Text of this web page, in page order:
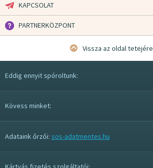
KAPCSOLAT
PARTNERKÖZPONT
Vissza az oldal tetejére
Eddig ennyit spóroltunk:
Kövess minket:
Adataink őrzői: sos-adatmentes.hu